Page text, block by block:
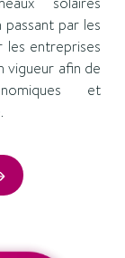
par les
entreprises
vigueur afin de
et